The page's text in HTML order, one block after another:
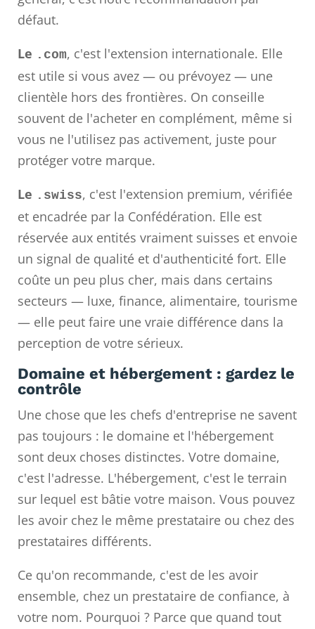
défaut.
Le .com, c'est l'extension internationale. Elle
est utile si vous avez — ou prévoyez — une
clientèle hors des frontières. On conseille
souvent de l'acheter en complément, même si
vous ne l'utilisez pas activement, juste pour
protéger votre marque.
Le .swiss, c'est l'extension premium, vérifiée
et encadrée par la Confédération. Elle est
réservée aux entités vraiment suisses et envoie
un signal de qualité et d'authenticité fort. Elle
coûte un peu plus cher, mais dans certains
secteurs — luxe, finance, alimentaire, tourisme
— elle peut faire une vraie différence dans la
perception de votre sérieux.
Domaine et hébergement : gardez le
contrôle
Une chose que les chefs d'entreprise ne savent
pas toujours : le domaine et l'hébergement
sont deux choses distinctes. Votre domaine,
c'est l'adresse. L'hébergement, c'est le terrain
sur lequel est bâtie votre maison. Vous pouvez
les avoir chez le même prestataire ou chez des
prestataires différents.
Ce qu'on recommande, c'est de les avoir
ensemble, chez un prestataire de confiance, à
votre nom. Pourquoi ? Parce que quand tout